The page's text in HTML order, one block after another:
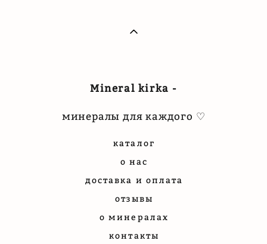
Mineral kirka -
минералы для каждого ♡
каталог
о нас
доставка и оплата
отзывы
о минералах
контакты